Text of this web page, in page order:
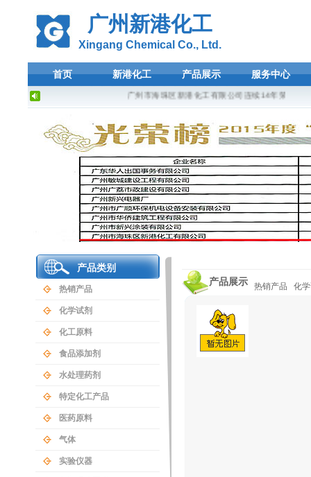
广州新港化工
Xingang Chemical Co., Ltd.
首页 新港化工 产品展示 服务中心
广州市海珠区新港化工有限公司连续14年荣登广
产品类别
热销产品
化学试剂
化工原料
食品添加剂
水处理药剂
特定化工产品
医药原料
气体
实验仪器
产品展示 热销产品 化